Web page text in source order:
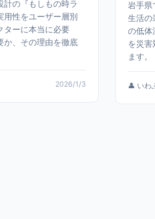
計の『もしもの時ラ
用性をユーザー層別
ターに本当に必要
か、その理由を徹底
2026/1/3
岩手県
生活の
の低体
を災
ます。
👤 いわ